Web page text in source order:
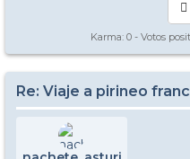
Karma: 0 - Votos
Re: Viaje a pirineo